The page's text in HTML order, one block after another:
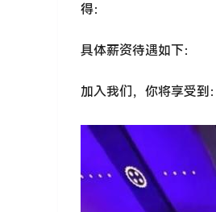
得：
具体薪资待遇如下：
加入我们，你将享受到：